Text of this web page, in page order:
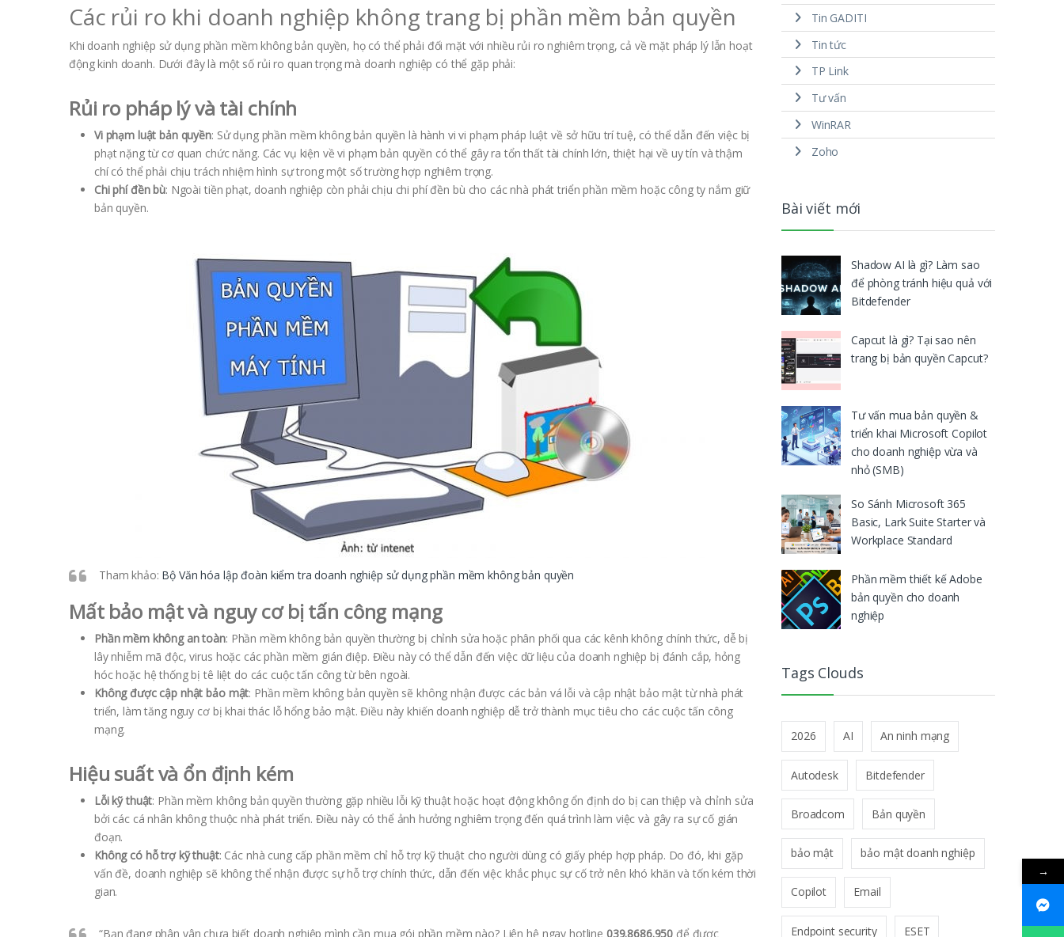
Các rủi ro khi doanh nghiệp không trang bị phần mềm bản quyền
Khi doanh nghiệp sử dụng phần mềm không bản quyền, họ có thể phải đối mặt với nhiều rủi ro nghiêm trọng, cả về mặt pháp lý lẫn hoạt
động kinh doanh. Dưới đây là một số rủi ro quan trọng mà doanh nghiệp có thể gặp phải:
Rủi ro pháp lý và tài chính
Vi phạm luật bản quyền: Sử dụng phần mềm không bản quyền là hành vi vi phạm pháp luật về sở hữu trí tuệ, có thể dẫn đến việc bị
phạt nặng từ cơ quan chức năng. Các vụ kiện về vi phạm bản quyền có thể gây ra tổn thất tài chính lớn, thiệt hại về uy tín và thậm
chí có thể phải chịu trách nhiệm hình sự trong một số trường hợp nghiêm trọng.
Chi phí đền bù: Ngoài tiền phạt, doanh nghiệp còn phải chịu chi phí đền bù cho các nhà phát triển phần mềm hoặc công ty nắm giữ
bản quyền.
Tham khảo: Bộ Văn hóa lập đoàn kiểm tra doanh nghiệp sử dụng phần mềm không bản quyền
Mất bảo mật và nguy cơ bị tấn công mạng
Phần mềm không an toàn: Phần mềm không bản quyền thường bị chỉnh sửa hoặc phân phối qua các kênh không chính thức, dễ bị
lây nhiễm mã độc, virus hoặc các phần mềm gián điệp. Điều này có thể dẫn đến việc dữ liệu của doanh nghiệp bị đánh cắp, hỏng
hóc hoặc hệ thống bị tê liệt do các cuộc tấn công từ bên ngoài.
Không được cập nhật bảo mật: Phần mềm không bản quyền sẽ không nhận được các bản vá lỗi và cập nhật bảo mật từ nhà phát
triển, làm tăng nguy cơ bị khai thác lỗ hổng bảo mật. Điều này khiến doanh nghiệp dễ trở thành mục tiêu cho các cuộc tấn công
mạng.
Hiệu suất và ổn định kém
Lỗi kỹ thuật: Phần mềm không bản quyền thường gặp nhiều lỗi kỹ thuật hoặc hoạt động không ổn định do bị can thiệp và chỉnh sửa
bởi các cá nhân không thuộc nhà phát triển. Điều này có thể ảnh hưởng nghiêm trọng đến quá trình làm việc và gây ra sự cố gián
đoạn.
Không có hỗ trợ kỹ thuật: Các nhà cung cấp phần mềm chỉ hỗ trợ kỹ thuật cho người dùng có giấy phép hợp pháp. Do đó, khi gặp
vấn đề, doanh nghiệp sẽ không thể nhận được sự hỗ trợ chính thức, dẫn đến việc khắc phục sự cố trở nên khó khăn và tốn kém thời
gian.
“Bạn đang phân vân chưa biết doanh nghiệp mình cần mua gói phần mềm nào? Liên hệ ngay hotline 039.8686.950để được
Tin GADITI
Tin tức
TP Link
Tư vấn
WinRAR
Zoho
Bài viết mới
Shadow AI là gì? Làm sao
để phòng tránh hiệu quả với
Bitdefender
Capcut là gì? Tại sao nên
trang bị bản quyền Capcut?
Tư vấn mua bản quyền &
triển khai Microsoft Copilot
cho doanh nghiệp vừa và
nhỏ (SMB)
So Sánh Microsoft 365
Basic, Lark Suite Starter và
Workplace Standard
Phần mềm thiết kế Adobe
bản quyền cho doanh
nghiệp
Tags Clouds
2026 AI An ninh mạng
Autodesk Bitdefender
Broadcom Bản quyền
bảo mật bảo mật doanh nghiệp
Copilot Email
Endpoint security ESET
→